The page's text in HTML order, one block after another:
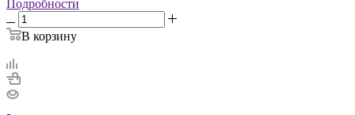
Подробности
В корзину